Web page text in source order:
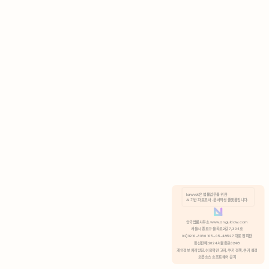
분석 쿠키 허용
Lawvot은 법률업무를 위한
AI 기반 자료조사 · 문서작성 플랫폼입니다.
안국법률사무소 www.anguklaw.com
서울시 종로구 율곡로2길 7, 304호
02)3210-3330 105-05-48527 대표 정희찬
통신판매 2024서울종로0248
개인정보 처리방침, 이용약관 고지, 쿠키 정책, 쿠키 설정
오픈소스 소프트웨어 공지